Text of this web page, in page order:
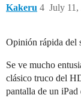
Kakeru July 11,
4
Opinión rápida del
Se ve mucho
clásico truco del
pantalla de un